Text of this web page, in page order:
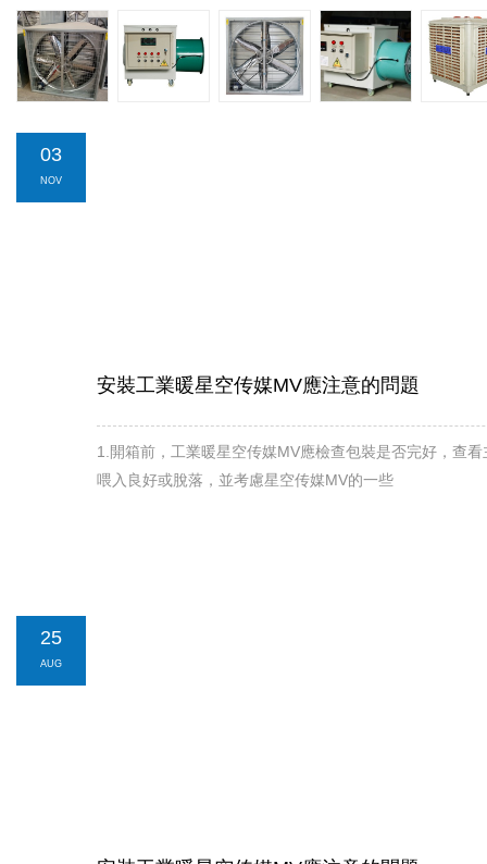
03
NOV
安裝工業暖星空传媒MV應注意的問題
1.開箱前，工業暖星空传媒MV應檢查包裝是否完好，
喂入良好或脫落，並考慮星空传媒MV的一些
25
AUG